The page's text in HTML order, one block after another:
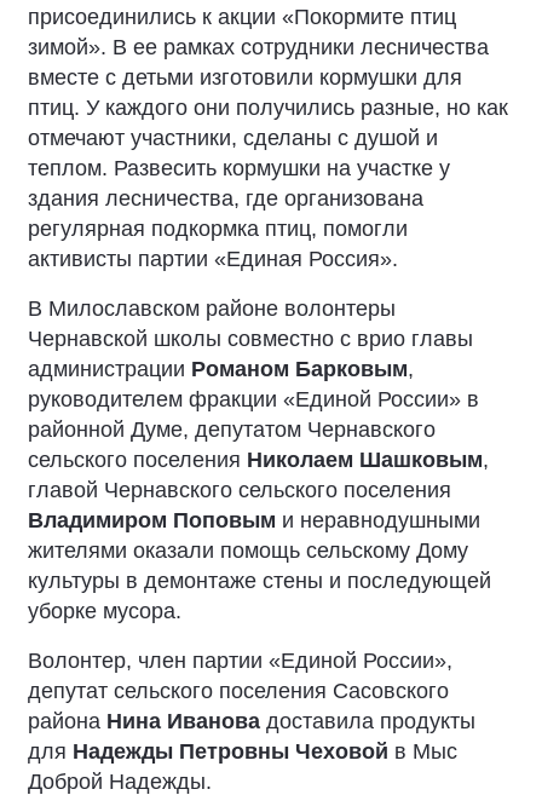
присоединились к акции «Покормите птиц
зимой». В ее рамках сотрудники лесничества
вместе с детьми изготовили кормушки для
птиц. У каждого они получились разные, но как
отмечают участники, сделаны с душой и
теплом. Развесить кормушки на участке у
здания лесничества, где организована
регулярная подкормка птиц, помогли
активисты партии «Единая Россия».
В Милославском районе волонтеры
Чернавской школы совместно с врио главы
администрации Романом Барковым,
руководителем фракции «Единой России» в
районной Думе, депутатом Чернавского
сельского поселения Николаем Шашковым,
главой Чернавского сельского поселения
Владимиром Поповым и неравнодушными
жителями оказали помощь сельскому Дому
культуры в демонтаже стены и последующей
уборке мусора.
Волонтер, член партии «Единой России»,
депутат сельского поселения Сасовского
района Нина Иванова доставила продукты
для Надежды Петровны Чеховой в Мыс
Доброй Надежды.